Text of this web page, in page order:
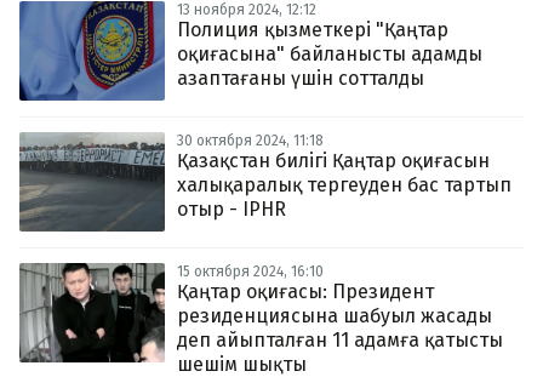
13 ноября 2024, 12:12
Полиция қызметкері "Қаңтар
оқиғасына" байланысты адамды
азаптағаны үшін сотталды
30 октября 2024, 11:18
Қазақстан билігі Қаңтар оқиғасын
халықаралық тергеуден бас тартып
отыр - IPHR
15 октября 2024, 16:10
Қаңтар оқиғасы: Президент
резиденциясына шабуыл жасады
деп айыпталған 11 адамға қатысты
шешім шықты